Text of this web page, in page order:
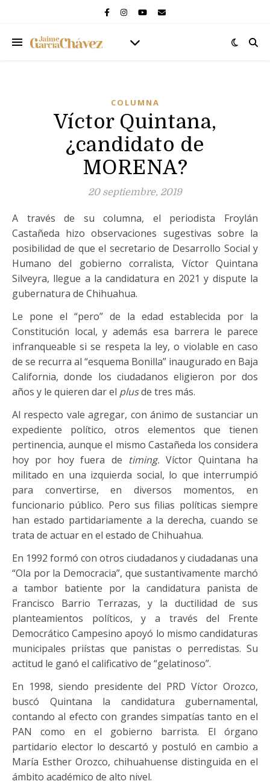
COLUMNA
Víctor Quintana,
¿candidato de
MORENA?
20 septiembre, 2019
A través de su columna, el periodista Froylán
Castañeda hizo observaciones sugestivas sobre la
posibilidad de que el secretario de Desarrollo Social y
Humano del gobierno corralista, Víctor Quintana
Silveyra, llegue a la candidatura en 2021 y dispute la
gubernatura de Chihuahua.
Le pone el “pero” de la edad establecida por la
Constitución local, y además esa barrera le parece
infranqueable si se respeta la ley, o violable en caso
de se recurra al “esquema Bonilla” inaugurado en Baja
California, donde los ciudadanos eligieron por dos
años y le quieren dar el plusde tres más.
Al respecto vale agregar, con ánimo de sustanciar un
expediente político, otros elementos que tienen
pertinencia, aunque el mismo Castañeda los considera
hoy por hoy fuera de timing.Víctor Quintana ha
militado en una izquierda social, lo que interrumpió
para convertirse, en diversos momentos, en
funcionario público. Pero sus filias políticas siempre
han estado partidariamente a la derecha, cuando se
trata de actuar en el estado de Chihuahua.
En 1992 formó con otros ciudadanos y ciudadanas una
“Ola por la Democracia”, que sustantivamente marchó
a tambor batiente por la candidatura panista de
Francisco Barrio Terrazas, y la ductilidad de sus
planteamientos políticos, y a través del Frente
Democrático Campesino apoyó lo mismo candidaturas
municipales priístas que panistas o perredistas. Su
actitud le ganó el calificativo de “gelatinoso”.
En 1998, siendo presidente del PRD Víctor Orozco,
buscó Quintana la candidatura gubernamental,
contando al efecto con grandes simpatías tanto en el
PAN como en el gobierno barrista. El órgano
partidario elector lo descartó y postuló en cambio a
María Esther Orozco, chihuahuense distinguida en el
ámbito académico de alto nivel.